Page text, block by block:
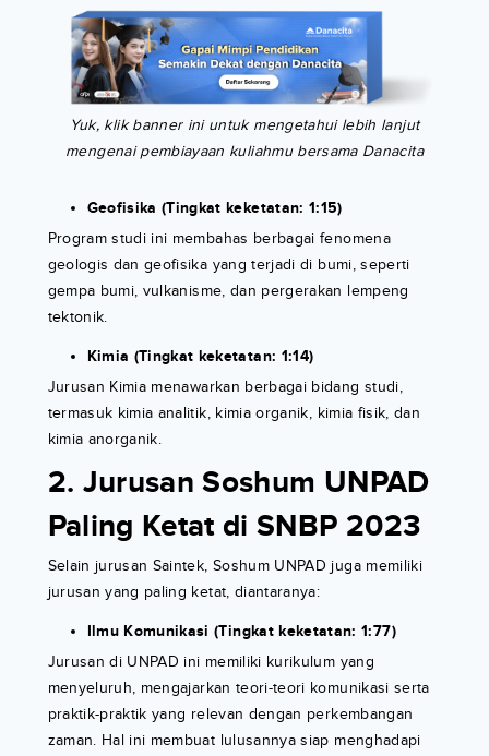
Yuk, klik banner ini untuk mengetahui lebih lanjut
mengenai pembiayaan kuliahmu bersama Danacita
Geofisika (Tingkat keketatan: 1:15)
Program studi ini membahas berbagai fenomena
geologis dan geofisika yang terjadi di bumi, seperti
gempa bumi, vulkanisme, dan pergerakan lempeng
tektonik.
Kimia (Tingkat keketatan: 1:14)
Jurusan Kimia menawarkan berbagai bidang studi,
termasuk kimia analitik, kimia organik, kimia fisik, dan
kimia anorganik.
2. Jurusan Soshum UNPAD
Paling Ketat di SNBP 2023
Selain jurusan Saintek, Soshum UNPAD juga memiliki
jurusan yang paling ketat, diantaranya:
Ilmu Komunikasi (Tingkat keketatan: 1:77)
Jurusan di UNPAD ini memiliki kurikulum yang
menyeluruh, mengajarkan teori-teori komunikasi serta
praktik-praktik yang relevan dengan perkembangan
zaman. Hal ini membuat lulusannya siap menghadapi